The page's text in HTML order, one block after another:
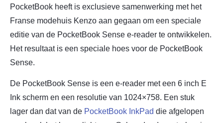
PocketBook heeft is exclusieve samenwerking met het
Franse modehuis Kenzo aan gegaan om een speciale
editie van de PocketBook Sense e-reader te ontwikkelen.
Het resultaat is een speciale hoes voor de PocketBook
Sense.
De PocketBook Sense is een e-reader met een 6 inch E
Ink scherm en een resolutie van 1024×758. Een stuk
lager dan dat van de PocketBook InkPad die afgelopen